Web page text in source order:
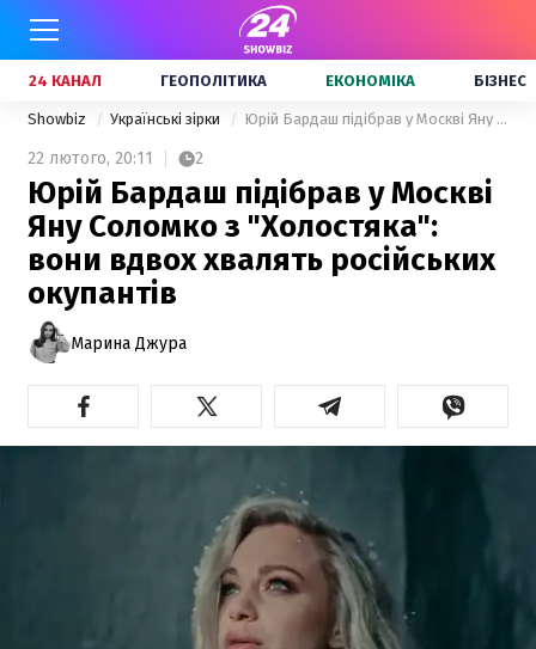
24 КАНАЛ ГЕОПОЛІТИКА ЕКОНОМІКА БІЗНЕС
Showbiz Українські зірки Юрій Бардаш підібрав у Москві Яну Соломко з "Холостяка": вони вдвох хвалять російських окупантів
22 лютого, 20:11 2
Юрій Бардаш підібрав у Москві
Яну Соломко з "Холостяка":
вони вдвох хвалять російських
окупантів
Марина Джура